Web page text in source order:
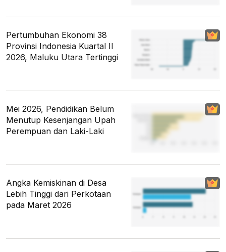
Pertumbuhan Ekonomi 38
Provinsi Indonesia Kuartal II
2026, Maluku Utara Tertinggi
Mei 2026, Pendidikan Belum
Menutup Kesenjangan Upah
Perempuan dan Laki-Laki
Angka Kemiskinan di Desa
Lebih Tinggi dari Perkotaan
pada Maret 2026